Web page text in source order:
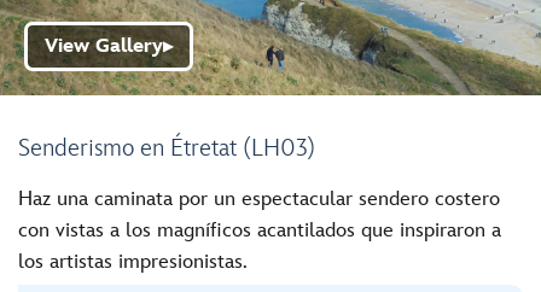
Senderismo en Étretat (LH03)
View Gallery▶
Haz una caminata por un espectacular sendero costero
con vistas a los magníficos acantilados que inspiraron a
los artistas impresionistas.